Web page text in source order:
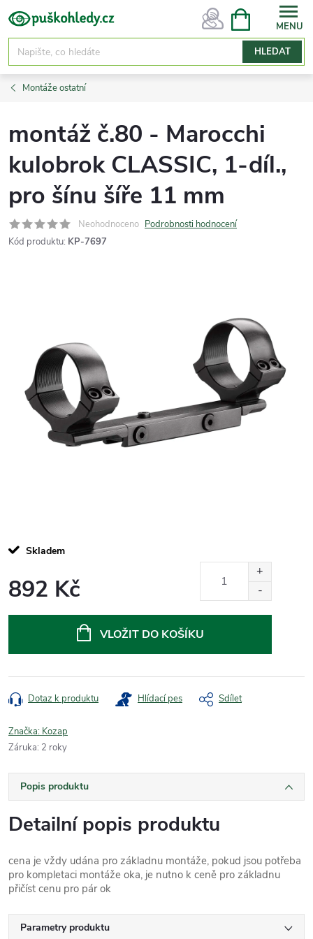
Přejít
na
obsah
HLEDAT
NÁKUPNÍ
Montáže ostatní
montáž č.80 - Marocchi
kulobrok CLASSIC, 1-díl.,
pro šínu šíře 11 mm
Neohodnoceno Podrobnosti hodnocení
Kód produktu: KP-7697
Skladem
892 Kč
VLOŽIT DO KOŠÍKU
Dotaz k produktu Hlídací pes Sdílet
Značka: Kozap
Záruka: 2 roky
Popis produktu
Detailní popis produktu
cena je vždy udána pro základnu montáže, pokud jsou potřeba
pro kompletaci montáže oka, je nutno k ceně pro základnu
přičíst cenu pro pár ok
Parametry produktu